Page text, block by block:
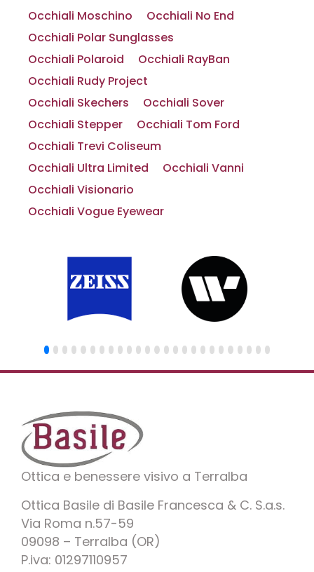
Occhiali Moschino
Occhiali No End
Occhiali Polar Sunglasses
Occhiali Polaroid
Occhiali RayBan
Occhiali Rudy Project
Occhiali Skechers
Occhiali Sover
Occhiali Stepper
Occhiali Tom Ford
Occhiali Trevi Coliseum
Occhiali Ultra Limited
Occhiali Vanni
Occhiali Visionario
Occhiali Vogue Eyewear
Ottica e benessere visivo a Terralba
Ottica Basile di Basile Francesca & C. S.a.s.
Via Roma n.57-59
09098 – Terralba (OR)
P.iva: 01297110957